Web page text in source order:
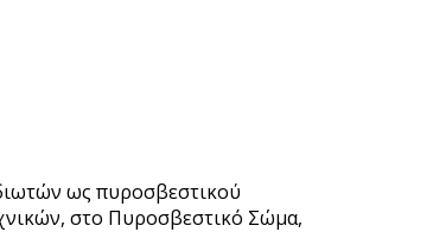
ως πυροσβεστικού
στο Πυροσβεστικό Σώμα,